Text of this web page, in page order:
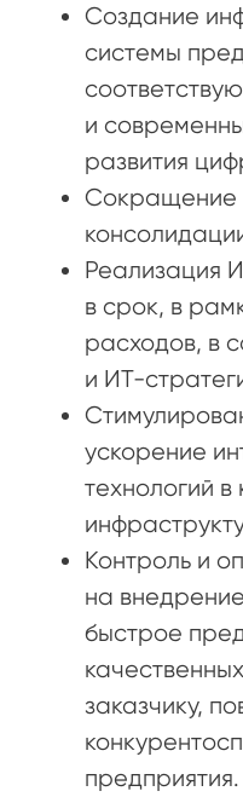
Создание
системы
и
развития
Сокращение
Реализация
в срок, в
расходов, в
и ИТ-
ускорение
технологий
Контроль и
на
быстрое
заказчику,
предприятия.